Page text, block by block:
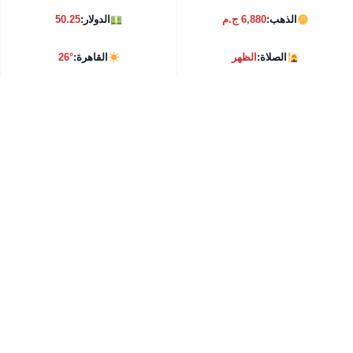
الذهب:6,880 ج.م الدولار:50.25
الصلاة:الظهر القاهرة:26°